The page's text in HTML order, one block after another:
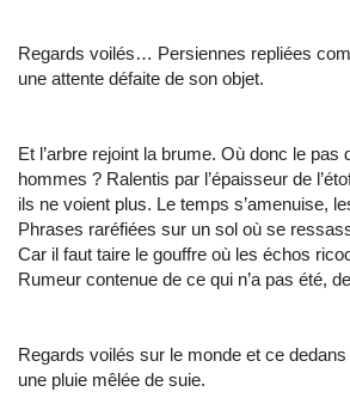
Regards voilés… Persiennes repliées
une attente défaite de son objet.
Et l’arbre rejoint la brume. Où donc le pas
hommes ? Ralentis par l’épaisseur de
ils ne voient plus. Le temps s’amenuise,
Phrases raréfiées sur un sol où se
Car il faut taire le gouffre où les échos
Rumeur contenue de ce qui n’a pas été,
Regards voilés sur le monde et ce
une pluie mêlée de suie.